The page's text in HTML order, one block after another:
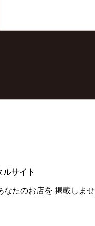
サイト
なたのお店を 掲載しま